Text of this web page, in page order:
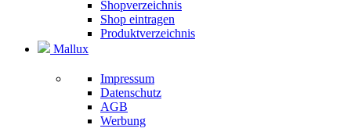
Shopverzeichnis
Shop eintragen
Produktverzeichnis
Mallux
Impressum
Datenschutz
AGB
Werbung